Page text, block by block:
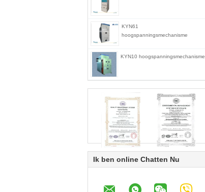
KYN61
hoogspanningsmechanisme
KYN10 hoogspanningsmechanisme
Ik ben online Chatten Nu